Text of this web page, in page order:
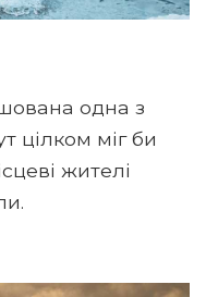
одна з
цілком міг би
жителі